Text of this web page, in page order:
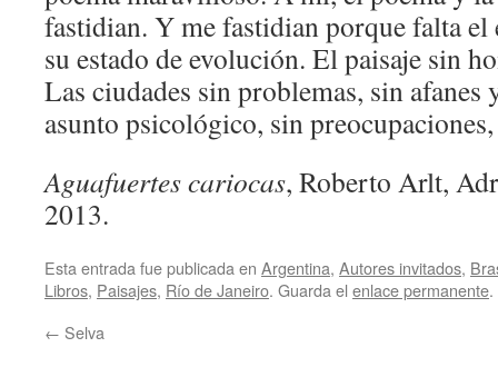
fastidian. Y me fastidian porque falta el
su estado de evolución. El paisaje sin
Las ciudades sin problemas, sin
asunto psicológico, sin
Aguafuertes cariocas, Roberto Arlt,
2013.
Esta entrada fue publicada en Argentina, Autores invitados,
Libros, Paisajes, Río de Janeiro. Guarda el enlace permanente.
← Selva